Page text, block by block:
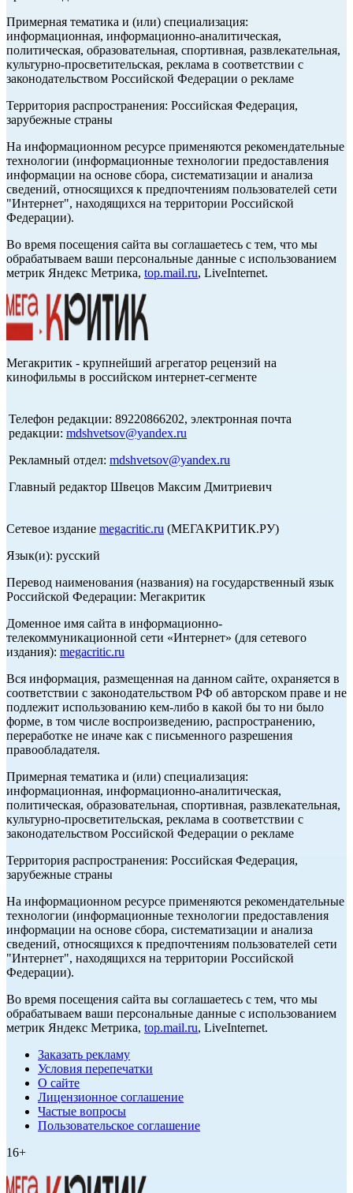
Примерная тематика и (или) специализация:
информационная, информационно-аналитическая,
политическая, образовательная, спортивная, развлекательная,
культурно-просветительская, реклама в соответствии с
законодательством Российской Федерации о рекламе
Территория распространения: Российская Федерация,
зарубежные страны
На информационном ресурсе применяются рекомендательные
технологии (информационные технологии предоставления
информации на основе сбора, систематизации и анализа
сведений, относящихся к предпочтениям пользователей сети
"Интернет", находящихся на территории Российской
Федерации).
Во время посещения сайта вы соглашаетесь с тем, что мы
обрабатываем ваши персональные данные с использованием
метрик Яндекс Метрика, top.mail.ru, LiveInternet.
Мегакритик - крупнейший агрегатор рецензий на
кинофильмы в российском интернет-сегменте
Телефон редакции: 89220866202, электронная почта
редакции: mdshvetsov@yandex.ru
Рекламный отдел: mdshvetsov@yandex.ru
Главный редактор Швецов Максим Дмитриевич
Сетевое издание megacritic.ru (МЕГАКРИТИК.РУ)
Язык(и): русский
Перевод наименования (названия) на государственный язык
Российской Федерации: Мегакритик
Доменное имя сайта в информационно-
телекоммуникационной сети «Интернет» (для сетевого
издания): megacritic.ru
Вся информация, размещенная на данном сайте, охраняется в
соответствии с законодательством РФ об авторском праве и не
подлежит использованию кем-либо в какой бы то ни было
форме, в том числе воспроизведению, распространению,
переработке не иначе как с письменного разрешения
правообладателя.
Примерная тематика и (или) специализация:
информационная, информационно-аналитическая,
политическая, образовательная, спортивная, развлекательная,
культурно-просветительская, реклама в соответствии с
законодательством Российской Федерации о рекламе
Территория распространения: Российская Федерация,
зарубежные страны
На информационном ресурсе применяются рекомендательные
технологии (информационные технологии предоставления
информации на основе сбора, систематизации и анализа
сведений, относящихся к предпочтениям пользователей сети
"Интернет", находящихся на территории Российской
Федерации).
Во время посещения сайта вы соглашаетесь с тем, что мы
обрабатываем ваши персональные данные с использованием
метрик Яндекс Метрика, top.mail.ru, LiveInternet.
Заказать рекламу
Условия перепечатки
О сайте
Лицензионное соглашение
Частые вопросы
Пользовательское соглашение
16+